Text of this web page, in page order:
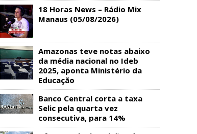
18 Horas News​​​​​​​​​​​​ – Rádio Mix
Manaus (05/08/2026)
Amazonas teve notas abaixo
da média nacional no Ideb
2025, aponta Ministério da
Educação
Banco Central corta a taxa
Selic pela quarta vez
consecutiva, para 14%